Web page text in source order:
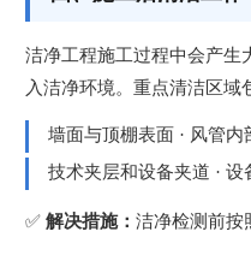
洁净工程施工过程中会产生
入洁净环境。重点清洁区域
墙面与顶棚表面 · 风管内
技术夹层和设备夹道 · 设
✅ 解决措施： 洁净检测前按